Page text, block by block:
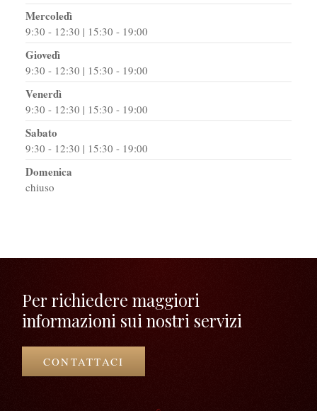
Mercoledì
9:30 - 12:30 | 15:30 - 19:00
Giovedì
9:30 - 12:30 | 15:30 - 19:00
Venerdì
9:30 - 12:30 | 15:30 - 19:00
Sabato
9:30 - 12:30 | 15:30 - 19:00
Domenica
chiuso
Per richiedere maggiori
informazioni sui nostri servizi
CONTATTACI